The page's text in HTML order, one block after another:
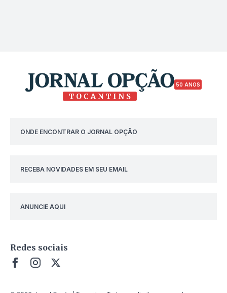
50 ANOS
ONDE ENCONTRAR O JORNAL OPÇÃO
RECEBA NOVIDADES EM SEU EMAIL
ANUNCIE AQUI
Redes sociais